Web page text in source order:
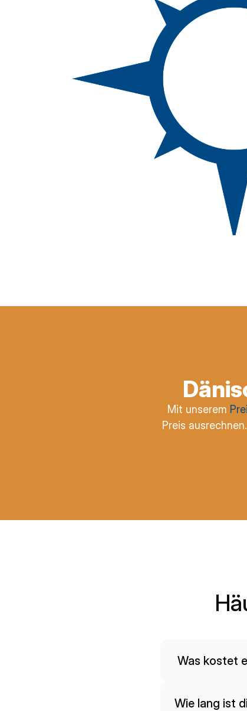
Mit unserem
Preis
Was kostet
Wie lang ist